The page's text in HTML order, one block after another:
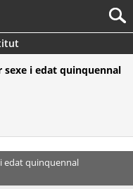
sexe i edat quinquennal
edat quinquennal